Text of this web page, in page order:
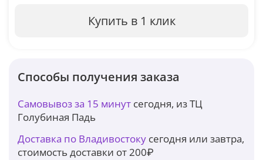
Купить в 1 клик
Способы получения заказа
Самовывоз за 15 минут сегодня, из ТЦ
Голубиная Падь
Доставка по Владивостоку сегодня или завтра,
стоимость доставки от 200₽